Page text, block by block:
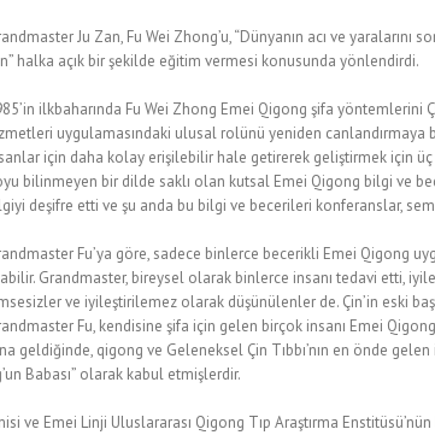
Ju Zan, Fu Wei Zhong’u, “Dünyanın acı ve
halka açık bir şekilde eğitim vermesi konusunda yönlendirdi.
ilkbaharında Fu Wei Zhong Emei Qigong şifa yöntemlerini
uygulamasındaki ulusal rolünü yeniden canlandırmaya
için daha kolay erişilebilir hale getirerek geliştirmek için
bilinmeyen bir dilde saklı olan kutsal Emei Qigong bilgi ve
deşifre etti ve şu anda bu bilgi ve becerileri konferanslar,
Fu’ya göre, sadece binlerce becerikli Emei Qigong
Grandmaster, bireysel olarak binlerce insanı tedavi etti,
ve iyileştirilemez olarak düşünülenler de. Çin’in eski
Fu, kendisine şifa için gelen birçok insanı Emei
geldiğinde, qigong ve Geleneksel Çin Tıbbı’nın en önde gelen
Babası” olarak kabul etmişlerdir.
ve Emei Linji Uluslararası Qigong Tıp Araştırma